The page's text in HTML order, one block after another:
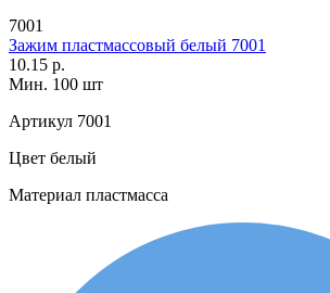
7001
Зажим пластмассовый белый 7001
10.15 р.
Мин. 100 шт
Артикул 7001
Цвет белый
Материал пластмасса